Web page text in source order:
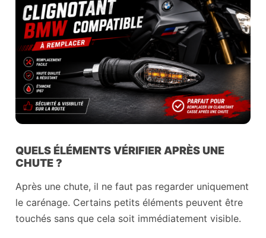
QUELS ÉLÉMENTS VÉRIFIER APRÈS UNE
CHUTE ?
Après une chute, il ne faut pas regarder uniquement
le carénage. Certains petits éléments peuvent être
touchés sans que cela soit immédiatement visible.